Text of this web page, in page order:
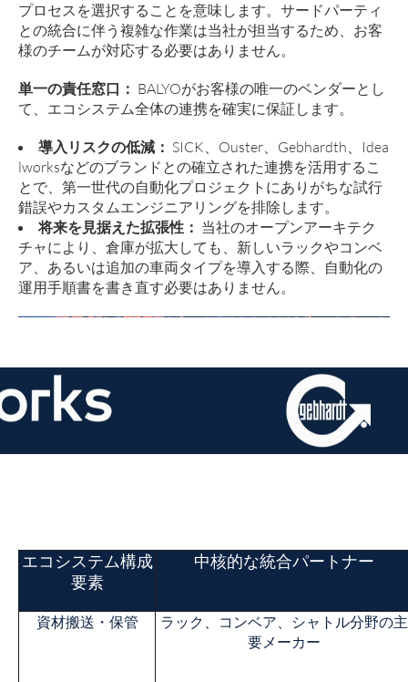
プロセスを選択することを意味します。サードパーティ
との統合に伴う複雑な作業は当社が担当するため、お客
様のチームが対応する必要はありません。
単一の責任窓口： BALYOがお客様の唯一のベンダーとし
て、エコシステム全体の連携を確実に保証します。
導入リスクの低減： SICK、Ouster、Gebhardth、Idea
lworksなどのブランドとの確立された連携を活用するこ
とで、第一世代の自動化プロジェクトにありがちな試行
錯誤やカスタムエンジニアリングを排除します。
将来を見据えた拡張性： 当社のオープンアーキテク
チャにより、倉庫が拡大しても、新しいラックやコンベ
ア、あるいは追加の車両タイプを導入する際、自動化の
運用手順書を書き直す必要はありません。
エコシステム構成
要素
中核的な統合パートナー
資材搬送・保管
ラック、コンベア、シャトル分野の主
要メーカー